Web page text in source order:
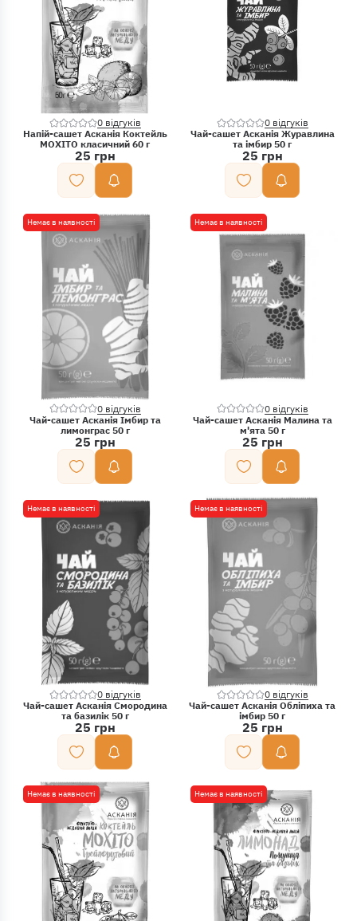
0 відгуків
Напій-сашет Асканія Коктейль
МОХІТО класичний 60 г
25 грн
0 відгуків
Чай-сашет Асканія Журавлина
та імбир 50 г
25 грн
Немає в наявності
0 відгуків
Чай-сашет Асканія Імбир та
лимонграс 50 г
25 грн
Немає в наявності
0 відгуків
Чай-сашет Асканія Малина та
м'ята 50 г
25 грн
Немає в наявності
0 відгуків
Чай-сашет Асканія Смородина
та базилік 50 г
25 грн
Немає в наявності
0 відгуків
Чай-сашет Асканія Обліпиха та
імбир 50 г
25 грн
Немає в наявності Немає в наявності